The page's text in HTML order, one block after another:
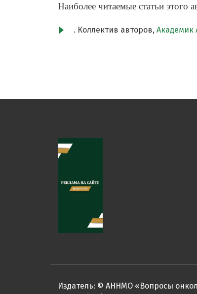
Наиболее читаемые статьи этого
. Коллектив авторов, Академик
Издатель: © АННМО «Вопросы